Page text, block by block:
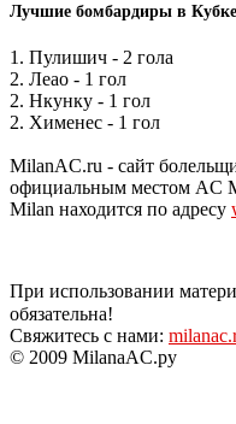
Лучшие бомбардиры в
1. Пулишич - 2 гола
2. Леао - 1 гол
2. Нкунку - 1 гол
2. Хименес - 1 гол
MilanAC.ru - сайт
официальным местом AC
Milan находится по адресу
При использовании
обязательна!
Свяжитесь с нами:
© 2009 MilanaAC.ру